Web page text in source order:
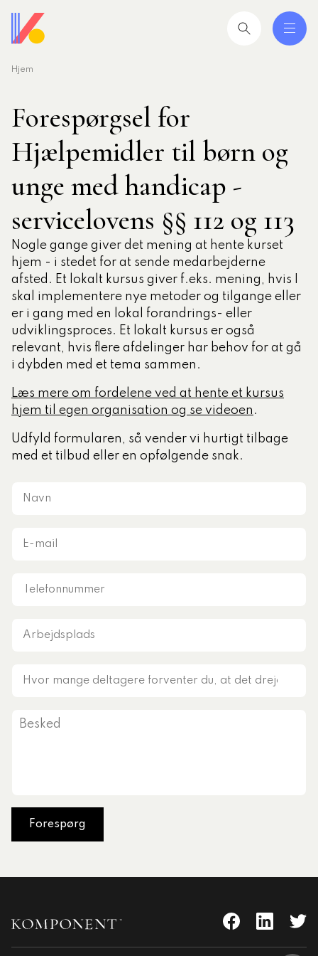
Hjem
Forespørgsel for
Hjælpemidler til børn og
unge med handicap -
servicelovens §§ 112 og 113
Nogle gange giver det mening at hente kurset
hjem - i stedet for at sende medarbejderne
afsted. Et lokalt kursus giver f.eks. mening, hvis I
skal implementere nye metoder og tilgange eller
er i gang med en lokal forandrings- eller
udviklingsproces. Et lokalt kursus er også
relevant, hvis flere afdelinger har behov for at gå
i dybden med et tema sammen.
Læs mere om fordelene ved at hente et kursus
hjem til egen organisation og se videoen .
Udfyld formularen, så vender vi hurtigt tilbage
med et tilbud eller en opfølgende snak.
Navn
E-
Telefonnummer
Arbejdsplads
Hvor
forventer
sig
om?
Besked
artikler
Ledere der lykkes
Formidler- og